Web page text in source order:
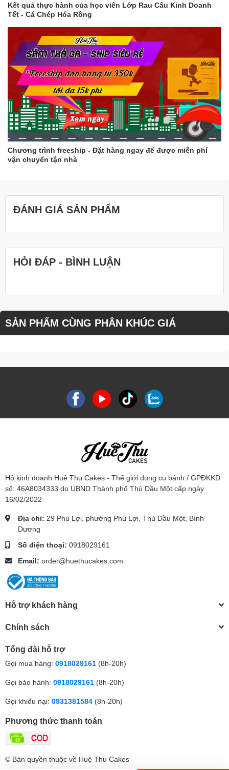
Kết quả thực hành của học viên Lớp Rau Câu Kinh Doanh
Tết - Cá Chép Hóa Rồng
Chương trình freeship - Đặt hàng ngay để được miễn phí
vận chuyển tận nhà
ĐÁNH GIÁ SẢN PHẨM
HỎI ĐÁP - BÌNH LUẬN
SẢN PHẨM CÙNG PHÂN KHÚC GIÁ
Hộ kinh doanh Huệ Thu Cakes - Thế giới dụng cụ bánh / GPĐKKD
số: 46A8034333 do UBND Thành phố Thủ Dầu Một cấp ngày
16/02/2022
Địa chỉ: 29 Phú Lợi, phường Phú Lợi, Thủ Dầu Một, Bình
Dương
Số điện thoại: 0918029161
Email: order@huethucakes.com
Hỗ trợ khách hàng
Chính sách
Tổng đài hỗ trợ
Gọi mua hàng: 0918029161 (8h-20h)
Gọi bảo hành: 0918029161 (8h-20h)
Gọi khiếu nại: 0931381584 (8h-20h)
Phương thức thanh toán
© Bản quyền thuộc về Huệ Thu Cakes